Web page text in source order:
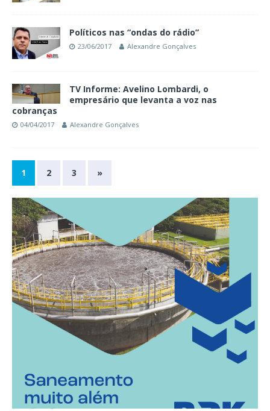
Políticos nas “ondas do rádio”
23/06/2017 Alexandre Gonçalves
TV Informe: Avelino Lombardi, o
empresário que levanta a voz nas
cobranças
04/04/2017 Alexandre Gonçalves
1 2 3 »